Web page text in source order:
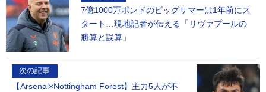
7億1000万ポンドのビッグサマーは1年前にス
タート…現地記者が伝える「リヴァプールの
勝算と誤算」
次の記事
【Arsenal×Nottingham Forest】主力5人が不